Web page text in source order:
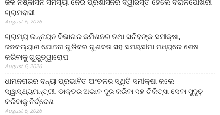
ଜଳ ନିଷ୍କାସନ ସମସ୍ୟା ନେଇ ପ୍ରଶାସନର ଦ୍ୱାରସ୍ତ ହେଲେ ବରାଳପୋଖରୀ
ଗ୍ରାମବାସୀ
August 6, 2026
ଗ୍ରାମ୍ୟ ଉନ୍ନୟନ ବିଭାଗର କମିଶନର ତଥା ସଚିବଙ୍କ ସମୀକ୍ଷା,
ଜନକଲ୍ୟାଣ ଯୋଜନା ଗୁଡିକର ଗୁଣବତା ସହ ସମୟସୀମା ମଧ୍ୟରେ ଶେଷ
କରିବାକୁ ଗୁରୁତ୍ୱାରୋପ
August 6, 2026
ଧାମନଗରର ବନ୍ୟା ପ୍ରଭାବିତ ଅଂଚଳର ସ୍ଥିତି ସମୀକ୍ଷା କଲେ
ସ୍ୱାସ୍ଥ୍ୟମନ୍ତ୍ରୀ, ଡାକ୍ତର ଅଭାବ ଦୂର କରିବା ସହ ଚିକିତ୍ସା ସେବା ସୁଦୃଢ଼
କରିବାକୁ ନିର୍ଦ୍ଦେଶ
August 6, 2026